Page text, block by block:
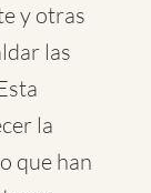
y otras
las
la
que han